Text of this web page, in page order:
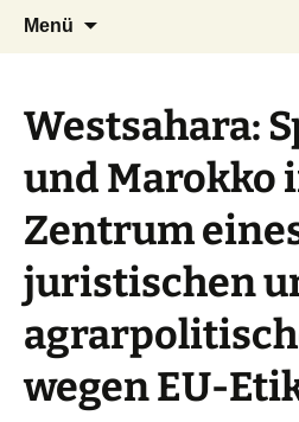
ZumAFRICA live
Seit 1998: Aktuelles
zu Afrika
Menü
Westsahara:
und Marokko
Zentrum
juristischen
wegen EU-